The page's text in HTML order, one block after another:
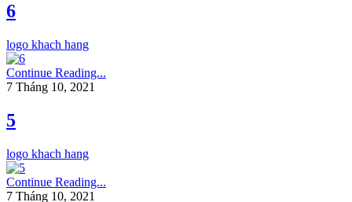
6
logo khach hang
Continue Reading...
7 Tháng 10, 2021
5
logo khach hang
Continue Reading...
7 Tháng 10, 2021